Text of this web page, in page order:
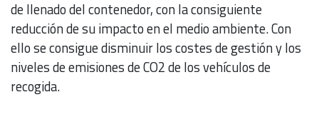
de llenado del contenedor, con la consiguiente
reducción de su impacto en el medio ambiente. Con
ello se consigue disminuir los costes de gestión y los
niveles de emisiones de CO2 de los vehículos de
recogida.